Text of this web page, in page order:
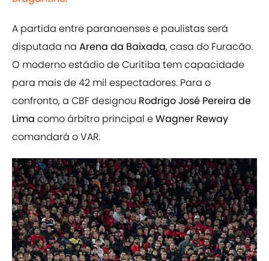
A partida entre paranaenses e paulistas será
disputada na Arena da Baixada, casa do Furacão.
O moderno estádio de Curitiba tem capacidade
para mais de 42 mil espectadores. Para o
confronto, a CBF designou Rodrigo José Pereira de
Lima como árbitro principal eWagner Reway
comandará o VAR.